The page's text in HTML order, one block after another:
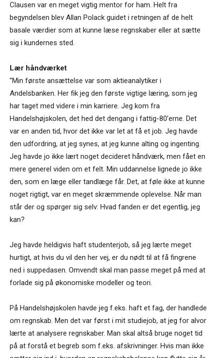
Clausen var en meget vigtig mentor for ham. Helt fra
begyndelsen blev Allan Polack guidet i retningen af de helt
basale værdier som at kunne læse regnskaber eller at sætte
sig i kundernes sted.
Lær håndværket
”Min første ansættelse var som aktieanalytiker i
Andelsbanken. Her fik jeg den første vigtige læring, som jeg
har taget med videre i min karriere. Jeg kom fra
Handelshøjskolen, det hed det dengang i fattig-80’erne. Det
var en anden tid, hvor det ikke var let at få et job. Jeg havde
den udfordring, at jeg synes, at jeg kunne alting og ingenting.
Jeg havde jo ikke lært noget decideret håndværk, men fået en
mere generel viden om et felt. Min uddannelse lignede jo ikke
den, som en læge eller tandlæge får. Det, at føle ikke at kunne
noget rigtigt, var en meget skræmmende oplevelse. Når man
står der og spørger sig selv: Hvad fanden er det egentlig, jeg
kan?
Jeg havde heldigvis haft studenterjob, så jeg lærte meget
hurtigt, at hvis du vil den her vej, er du nødt til at få fingrene
ned i suppedasen. Omvendt skal man passe meget på med at
forlade sig på økonomiske modeller og teori.
På Handelshøjskolen havde jeg f.eks. haft et fag, der handlede
om regnskab. Men det var først i mit studiejob, at jeg for alvor
lærte at analysere regnskaber. Man skal altså bruge noget tid
på at forstå et begreb som f.eks. afskrivninger. Hvis man ikke